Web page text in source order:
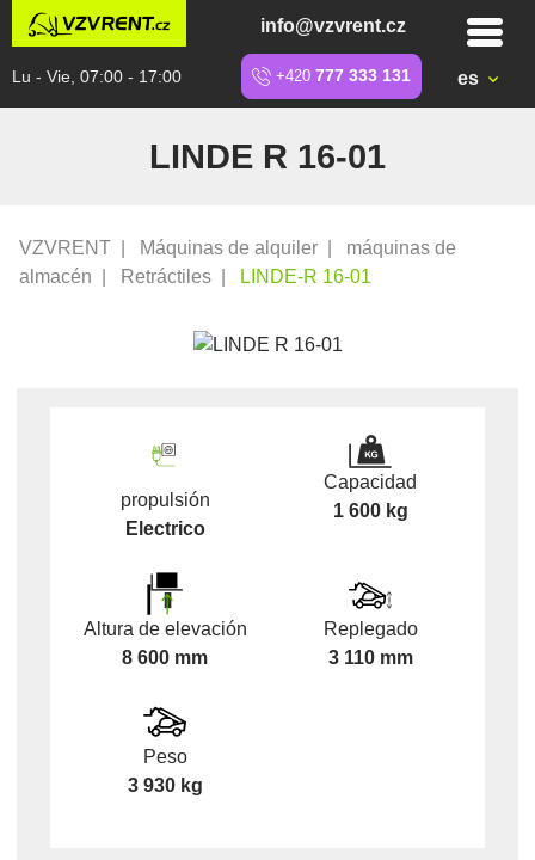
info@vzvrent.cz
Lu - Vie, 07:00 - 17:00 +420 777 333 131 es
LINDE R 16-01
VZVRENT Máquinas de alquiler
máquinas de
almacén
Retráctiles LINDE-R 16-01
propulsión
Electrico
Capacidad
1 600 kg
Altura de elevación
8 600 mm
Replegado
3 110 mm
Peso
3 930 kg